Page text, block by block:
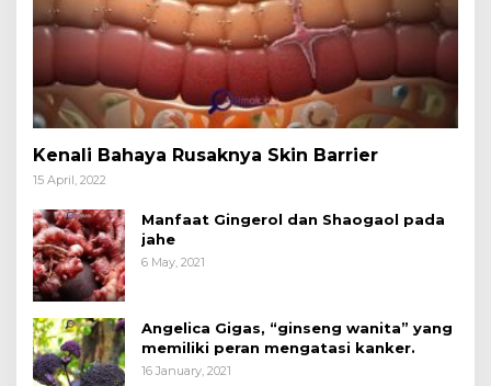
Kenali Bahaya Rusaknya Skin Barrier
15 April, 2022
Manfaat Gingerol dan Shaogaol pada
jahe
6 May, 2021
Angelica Gigas, “ginseng wanita” yang
memiliki peran mengatasi kanker.
16 January, 2021